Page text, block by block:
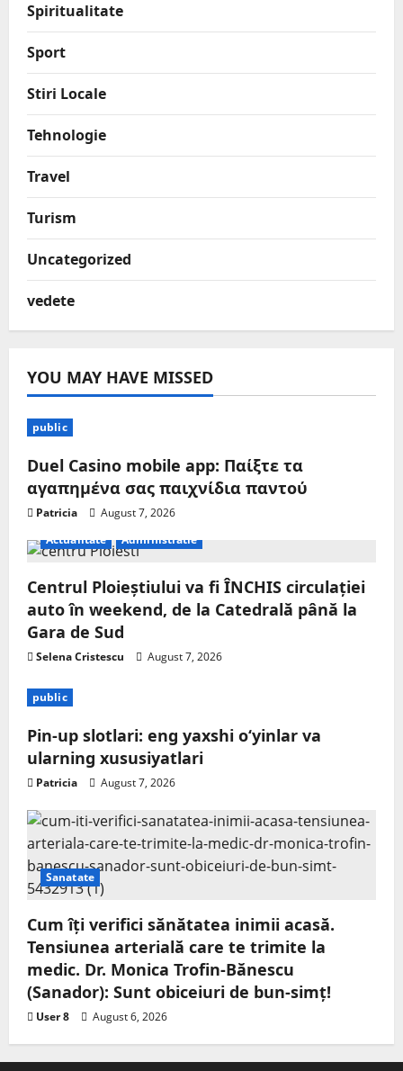
Spiritualitate
Sport
Stiri Locale
Tehnologie
Travel
Turism
Uncategorized
vedete
YOU MAY HAVE MISSED
public
Duel Casino mobile app: Παίξτε τα
αγαπημένα σας παιχνίδια παντού
Patricia
August 7, 2026
Actualitate
Administratie
Centrul Ploieștiului va fi ÎNCHIS circulației
auto în weekend, de la Catedrală până la
Gara de Sud
Selena Cristescu August 7, 2026
public
Pin-up slotlari: eng yaxshi o‘yinlar va
ularning xususiyatlari
Patricia August 7, 2026
Sanatate
Cum îți verifici sănătatea inimii acasă.
Tensiunea arterială care te trimite la
medic. Dr. Monica Trofin-Bănescu
(Sanador): Sunt obiceiuri de bun-simț!
User 8 August 6, 2026